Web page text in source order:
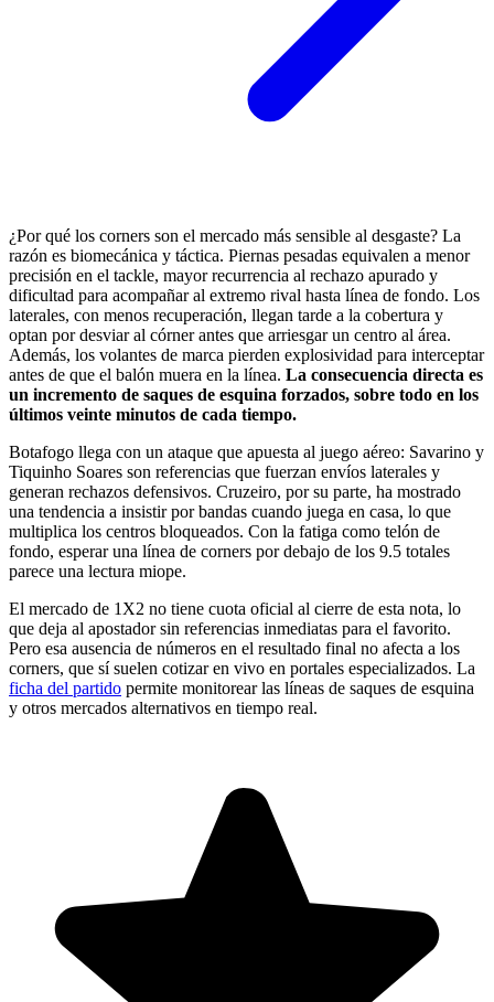
¿Por qué los corners son el mercado más sensible al desgaste? La
razón es biomecánica y táctica. Piernas pesadas equivalen a menor
precisión en el tackle, mayor recurrencia al rechazo apurado y
dificultad para acompañar al extremo rival hasta línea de fondo. Los
laterales, con menos recuperación, llegan tarde a la cobertura y
optan por desviar al córner antes que arriesgar un centro al área.
Además, los volantes de marca pierden explosividad para interceptar
antes de que el balón muera en la línea. La consecuencia directa es
un incremento de saques de esquina forzados, sobre todo en los
últimos veinte minutos de cada tiempo.
Botafogo llega con un ataque que apuesta al juego aéreo: Savarino y
Tiquinho Soares son referencias que fuerzan envíos laterales y
generan rechazos defensivos. Cruzeiro, por su parte, ha mostrado
una tendencia a insistir por bandas cuando juega en casa, lo que
multiplica los centros bloqueados. Con la fatiga como telón de
fondo, esperar una línea de corners por debajo de los 9.5 totales
parece una lectura miope.
El mercado de 1X2 no tiene cuota oficial al cierre de esta nota, lo
que deja al apostador sin referencias inmediatas para el favorito.
Pero esa ausencia de números en el resultado final no afecta a los
corners, que sí suelen cotizar en vivo en portales especializados. La
ficha del partido permite monitorear las líneas de saques de esquina
y otros mercados alternativos en tiempo real.